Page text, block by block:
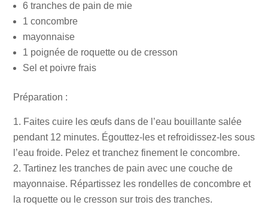
6 tranches de pain de mie
1 concombre
mayonnaise
1 poignée de roquette ou de cresson
Sel et poivre frais
Préparation :
Faites cuire les œufs dans de l’eau bouillante salée
pendant 12 minutes. Égouttez-les et refroidissez-les sous
l’eau froide. Pelez et tranchez finement le concombre.
Tartinez les tranches de pain avec une couche de
mayonnaise. Répartissez les rondelles de concombre et
la roquette ou le cresson sur trois des tranches.